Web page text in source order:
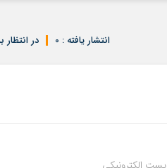
در انتظار انتشار یافته : 0